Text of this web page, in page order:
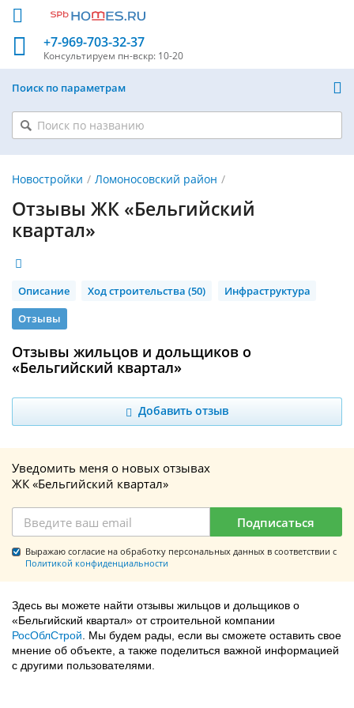
+7-969-703-32-37
Консультируем пн-вскр: 10-20
Поиск по параметрам
Новостройки Ломоносовский район
Отзывы ЖК «Бельгийский
квартал»
Описание Ход строительства (50)
Инфраструктура
Отзывы
Отзывы жильцов и дольщиков о
«Бельгийский квартал»
Добавить отзыв
Уведомить меня о новых отзывах
ЖК «Бельгийский квартал»
Подписаться
Выражаю согласие на обработку персональных данных в соответствии с
Политикой конфиденциальности
Здесь вы можете найти отзывы жильцов и дольщиков о
«Бельгийский квартал» от строительной компании
РосОблСтрой. Мы будем рады, если вы сможете оставить свое
мнение об объекте, а также поделиться важной информацией
с другими пользователями.